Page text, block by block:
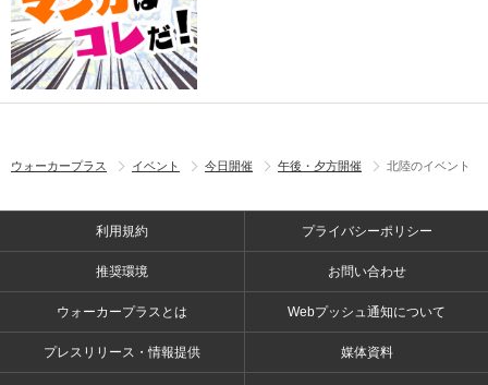
ウォーカープラス イベント 今日開催 午後・夕方開催 北陸のイベント
利用規約 プライバシーポリシー
推奨環境 お問い合わせ
ウォーカープラスとは Webプッシュ通知について
プレスリリース・情報提供 媒体資料